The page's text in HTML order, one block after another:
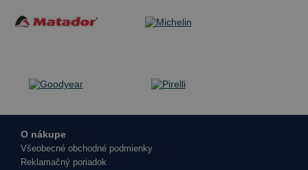
O nákupe
Všeobecné obchodné podmienky
Reklamačný poriadok